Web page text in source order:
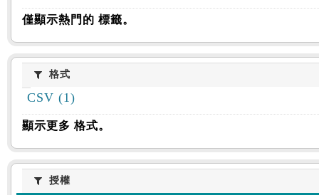
僅顯示熱門的 標籤。
格式格式
CSV (1)
顯示更多 格式。
授權授權